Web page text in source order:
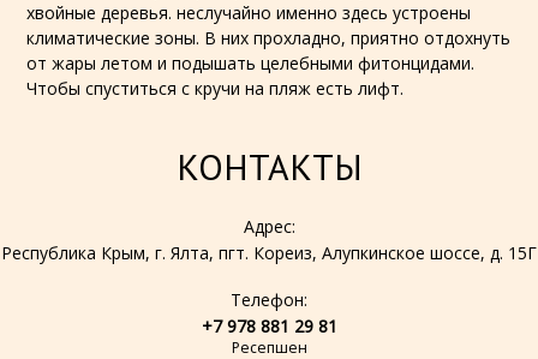
хвойные деревья. неслучайно именно здесь устроены
климатические зоны. В них прохладно, приятно отдохнуть
от жары летом и подышать целебными фитонцидами.
Чтобы спуститься с кручи на пляж есть лифт.
КОНТАКТЫ
Адрес:
Республика Крым, г. Ялта, пгт. Кореиз, Алупкинское шоссе, д. 15Г
Телефон:
+7 978 881 29 81
Ресепшен